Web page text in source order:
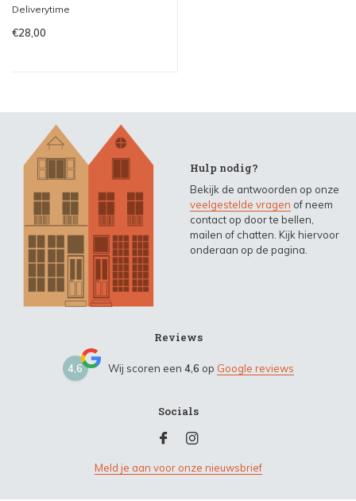
Deliverytime
€28,00
Hulp nodig?
Bekijk de antwoorden op onze
veelgestelde vragen of neem
contact op door te bellen,
mailen of chatten. Kijk hiervoor
onderaan op de pagina.
Reviews
4,6 Wij scoren een 4,6 op Google reviews
Socials
Meld je aan voor onze nieuwsbrief